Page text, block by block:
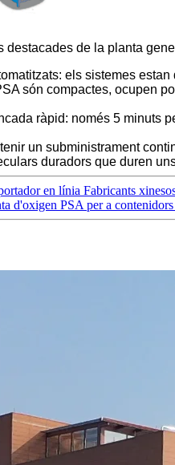
destacades de la planta
els sistemes
són compactes, ocupen
ràpid: només 5 minuts
un subministrament
duradors que duren
en línia Fabricants
d'oxigen PSA per a